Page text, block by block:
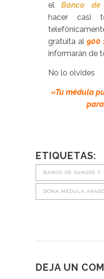
elBanco de
hacer casi
gratuita al 900
informarán de
No lo olvides
«Tu médula
ETIQUETAS:
BANCO DE SANGRE Y
DONA MÉDULA
DEJA UN